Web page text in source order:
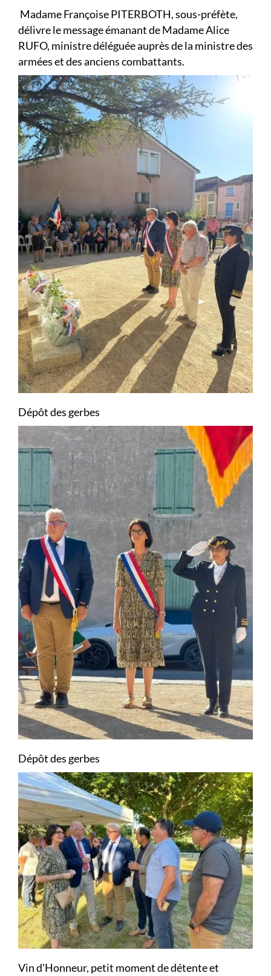
Madame Françoise PITERBOTH, sous-préfète,
délivre le message émanant de Madame Alice
RUFO, ministre déléguée auprès de la ministre des
armées et des anciens combattants.
Dépôt des gerbes
Dépôt des gerbes
Vin d'Honneur, petit moment de détente et